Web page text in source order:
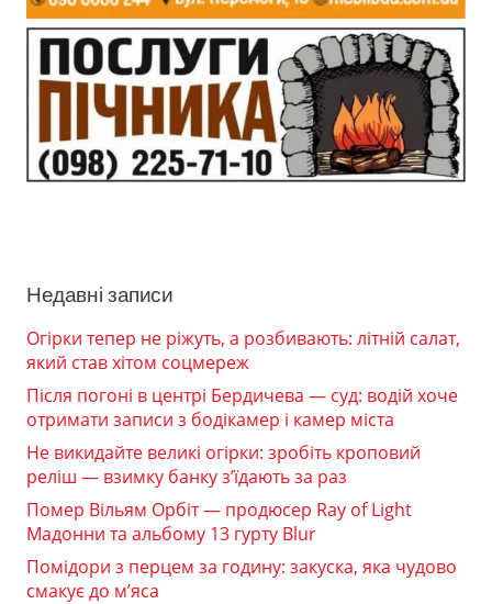
Недавні записи
Огірки тепер не ріжуть, а розбивають: літній салат,
який став хітом соцмереж
Після погоні в центрі Бердичева — суд: водій хоче
отримати записи з бодікамер і камер міста
Не викидайте великі огірки: зробіть кроповий
реліш — взимку банку з’їдають за раз
Помер Вільям Орбіт — продюсер Ray of Light
Мадонни та альбому 13 гурту Blur
Помідори з перцем за годину: закуска, яка чудово
смакує до м’яса